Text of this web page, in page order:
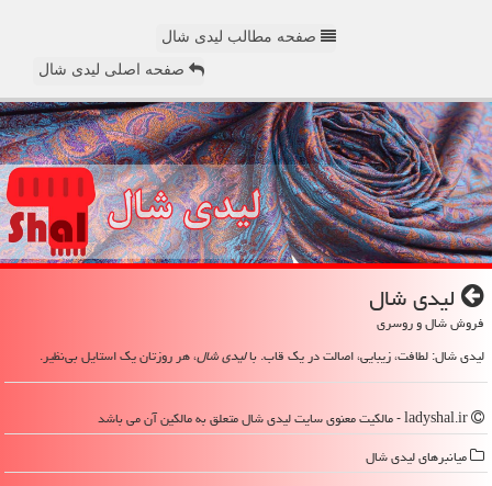
صفحه مطالب لیدی شال
صفحه اصلی لیدی شال
لیدی شال
فروش شال و روسری
لیدی شال: لطافت، زیبایی، اصالت در یک قاب. بالیدی شال، هر روزتان یک استایل بی‌نظیر.
میانبرهای لیدی شال